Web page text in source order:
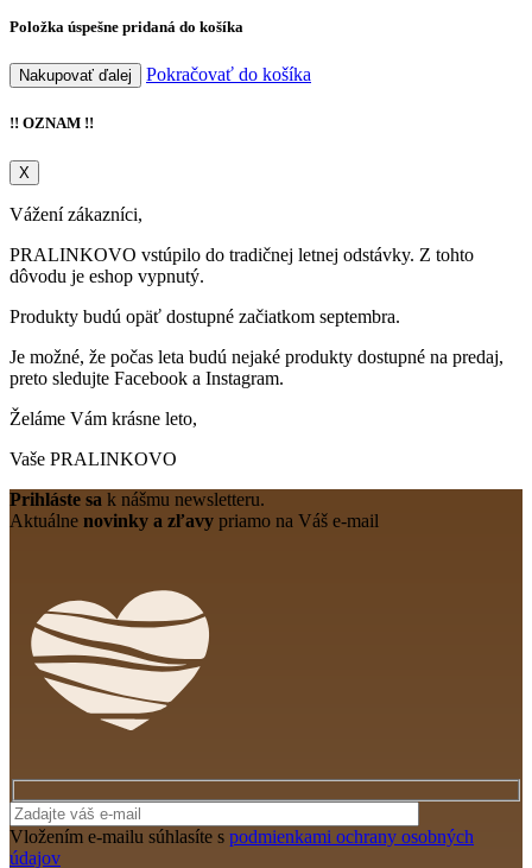
Položka úspešne pridaná do košíka
Nakupovať ďalej Pokračovať do košíka
!! OZNAM !!
X
Vážení zákazníci,
PRALINKOVO vstúpilo do tradičnej letnej odstávky. Z tohto
dôvodu je eshop vypnutý.
Produkty budú opäť dostupné začiatkom septembra.
Je možné, že počas leta budú nejaké produkty dostupné na predaj,
preto sledujte Facebook a Instagram.
Želáme Vám krásne leto,
Vaše PRALINKOVO
Prihláste sa k nášmu newsletteru.
Aktuálne novinky a zľavy priamo na Váš e-mail
Vložením e-mailu súhlasíte s podmienkami ochrany osobných
údajov